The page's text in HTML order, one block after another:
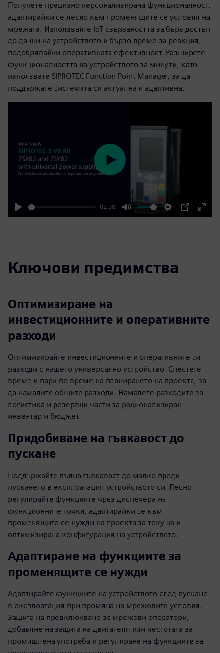
Получете прецизно персонализирана функционалност,
адаптирайки се лесно към променящите се условия на
мрежата. Използвайте IoT свързаността за бърз достъп
до данни на устройството и бързо време за реакция,
подобрявайки оперативната ефективност. Разширете
функционалността на устройството за минути, като
използвате SIPROTEC Function Point Manager, за да
поддържате системата си актуална и адаптивна.
Play
02:38
Mute Settings
PIP
Enter
Play
Ключови предимства
Оптимизиране на
инвестиционните и оперативните
разходи
Оптимизирайте инвестиционните и оперативните си
разходи с нашето универсално устройство. Спестете
време и пари по време на планирането на проекта, за
да намалите общите разходи. Намалете разходите за
логистика и резервни части за рационализиран
инвентар и бюджет.
Придобиване на гъвкавост до
пускане
Поддържайте пълна гъвкавост до малко преди
пускането в експлоатация устройството си. Лесно
регулирайте функциите чрез диспечера на
функционните точки, адаптирайки се към
променящите се нужди на проекта за текуща и
оптимизирана конфигурация на устройството.
Адаптиране на функциите за
променящите се нужди
Адаптирайте функциите на устройството след пускане
в експлоатация при промяна на мрежовите условия.
Защита на превключване за мрежови оператори,
добавяне на защита на двигателя или честотата за
промишлена употреба и регулиране на функциите за